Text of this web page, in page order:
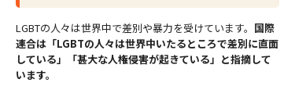
LGBTの人々は世界中で差別や暴力を受けています。 国際
連合は「LGBTの人々は世界中いたるところで差別に直面
している」「甚大な人権侵害が起きている」と指摘して
います。